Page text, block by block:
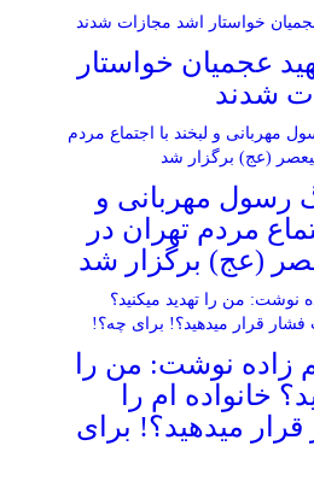
عجمیان خواستار
شدند
رسول مهربانی و
مردم تهران در
(عج) برگزار شد
زاده نوشت: من را
خانواده ام را‌
میدهید؟! برای